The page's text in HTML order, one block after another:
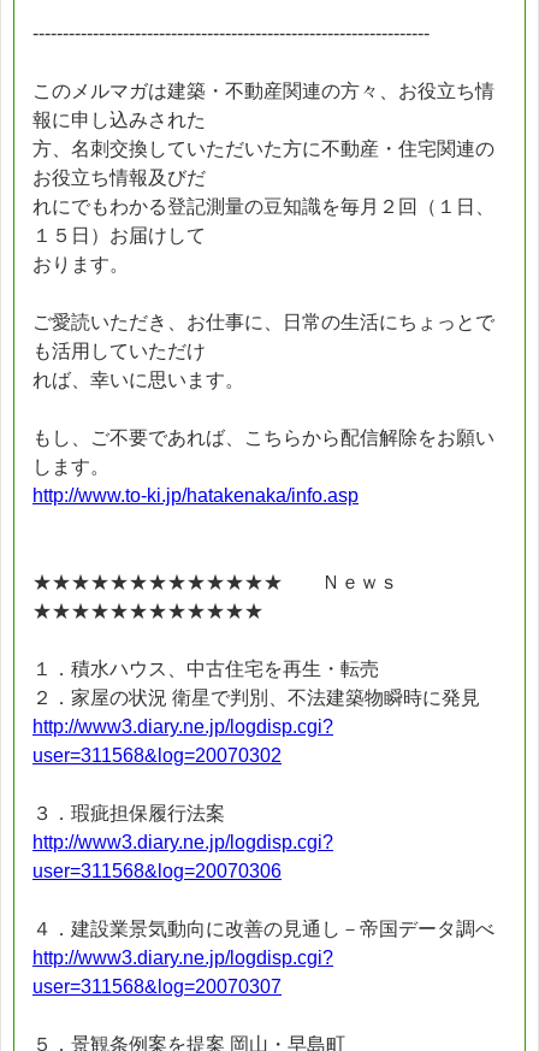
------------------------------------------------------------------
このメルマガは建築・不動産関連の方々、お役立ち情
報に申し込みされた
方、名刺交換していただいた方に不動産・住宅関連の
お役立ち情報及びだ
れにでもわかる登記測量の豆知識を毎月２回（１日、
１５日）お届けして
おります。
ご愛読いただき、お仕事に、日常の生活にちょっとで
も活用していただけ
れば、幸いに思います。
もし、ご不要であれば、こちらから配信解除をお願い
します。
http://www.to-ki.jp/hatakenaka/info.asp
★★★★★★★★★★★★★ Ｎｅｗｓ
★★★★★★★★★★★★
１．積水ハウス、中古住宅を再生・転売
２．家屋の状況 衛星で判別、不法建築物瞬時に発見
http://www3.diary.ne.jp/logdisp.cgi?
user=311568&log=20070302
３．瑕疵担保履行法案
http://www3.diary.ne.jp/logdisp.cgi?
user=311568&log=20070306
４．建設業景気動向に改善の見通し－帝国データ調べ
http://www3.diary.ne.jp/logdisp.cgi?
user=311568&log=20070307
５．景観条例案を提案 岡山・早島町